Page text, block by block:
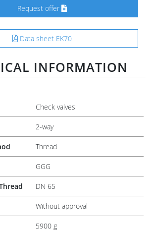
Request offer
Data sheet EK70
INFORMATION
Check valves
2-way
Thread
GGG
DN 65
Without approval
5900 g